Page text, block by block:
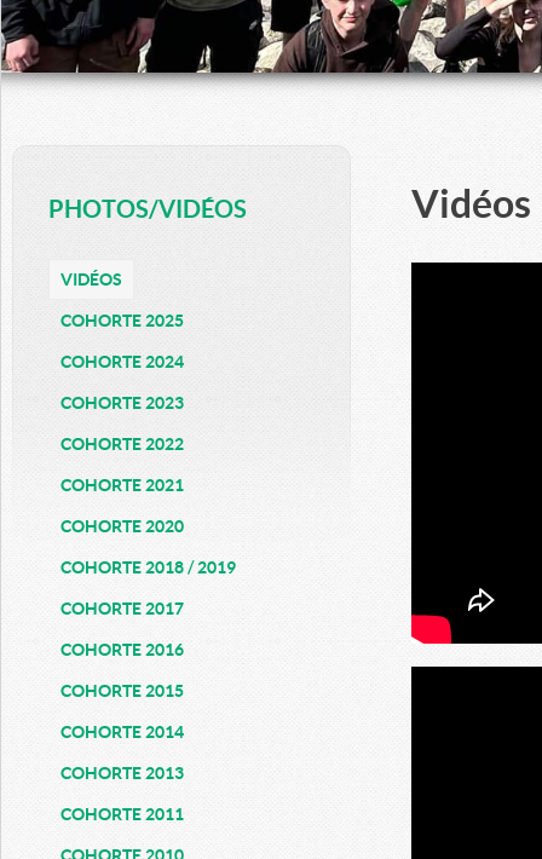
PHOTOS/VIDÉOS
VIDÉOS
COHORTE 2025
COHORTE 2024
COHORTE 2023
COHORTE 2022
COHORTE 2021
COHORTE 2020
COHORTE 2018 / 2019
COHORTE 2017
COHORTE 2016
COHORTE 2015
COHORTE 2014
COHORTE 2013
COHORTE 2011
COHORTE 2010
Vidéos